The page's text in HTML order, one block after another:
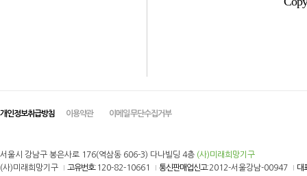
개인정보취급방침 이용약관 이메일 무단수집거부
서울시 강남구 봉은사로 176(역삼동 606-3) 다나빌딩 4층 (사)미래희망기구
(사)미래희망기구
고유번호:120-82-10661 통신판매업신고:2012-서울강남-00947
대